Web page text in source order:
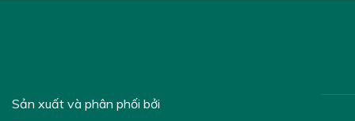
Sản xuất và phân phối bởi